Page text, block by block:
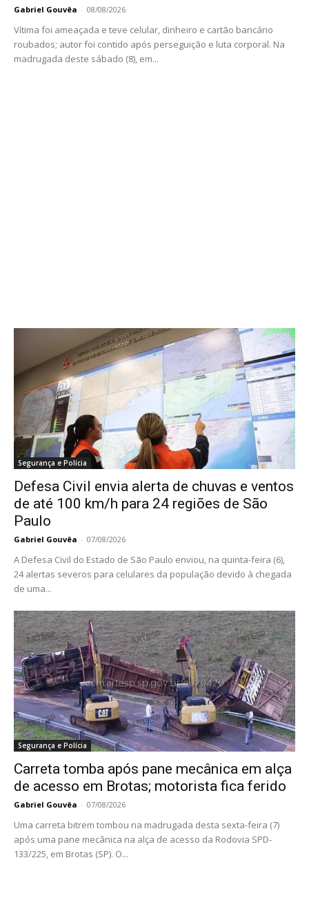
Gabriel Gouvêa - 08/08/2026
Vítima foi ameaçada e teve celular, dinheiro e cartão bancário
roubados; autor foi contido após perseguição e luta corporal. Na
madrugada deste sábado (8), em...
Segurança e Polícia
Defesa Civil envia alerta de chuvas e ventos
de até 100 km/h para 24 regiões de São
Paulo
Gabriel Gouvêa - 07/08/2026
A Defesa Civil do Estado de São Paulo enviou, na quinta-feira (6),
24 alertas severos para celulares da população devido à chegada
de uma...
Segurança e Polícia
Carreta tomba após pane mecânica em alça
de acesso em Brotas; motorista fica ferido
Gabriel Gouvêa - 07/08/2026
Uma carreta bitrem tombou na madrugada desta sexta-feira (7)
após uma pane mecânica na alça de acesso da Rodovia SPD-
133/225, em Brotas (SP). O...